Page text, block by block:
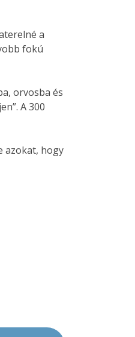
a
fokú
orvosba és
A 300
azokat, hogy